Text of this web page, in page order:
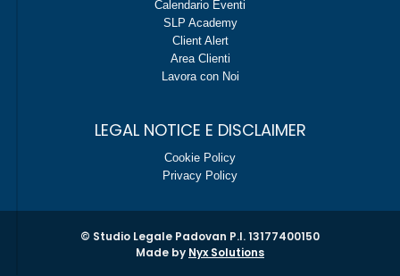
Calendario Eventi
SLP Academy
Client Alert
Area Clienti
Lavora con Noi
LEGAL NOTICE E DISCLAIMER
Cookie Policy
Privacy Policy
© Studio Legale Padovan P.I. 13177400150
Made by Nyx Solutions